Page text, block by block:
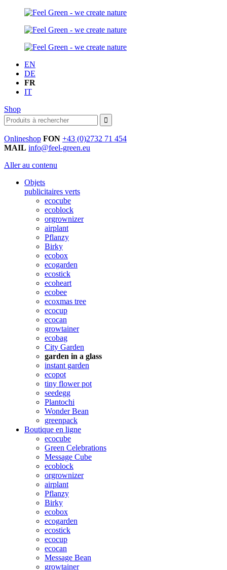
EN
DE
FR
IT
Shop
Onlineshop FON +43 (0)2732 71 454
MAIL info@feel-green.eu
Aller au contenu
Objets
publicitaires verts
ecocube
ecoblock
orgrownizer
airplant
Pflanzy
Birky
ecobox
ecogarden
ecostick
ecoheart
ecobee
ecoxmas tree
ecocup
ecocan
growtainer
ecobag
City Garden
garden in a glass
instant garden
ecopot
tiny flower pot
seedegg
Plantochi
Wonder Bean
greenpack
Boutique en ligne
ecocube
Green Celebrations
Message Cube
ecoblock
orgrownizer
airplant
Pflanzy
Birky
ecobox
ecogarden
ecostick
ecocup
ecocan
Message Bean
growtainer